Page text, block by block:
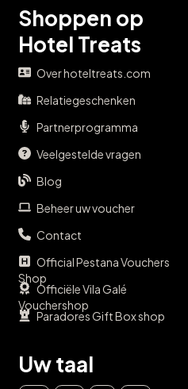
Shoppen op
Hotel Treats
Over hoteltreats.com
Relatiegeschenken
Partnerprogramma
Veelgestelde vragen
Blog
Beheer uw voucher
Contact
Official Pestana Vouchers
Shop
Officiële Vila Galé
Vouchershop
Paradores Gift Box shop
Uw taal